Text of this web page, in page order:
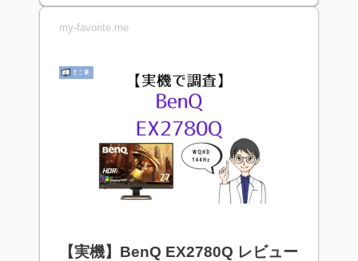
my-favorite.me
【実機】BenQ EX2780Q レビュー